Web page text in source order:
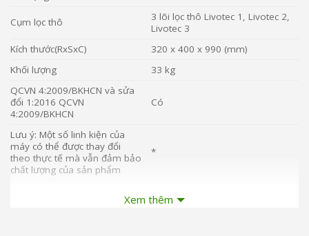
Cụm lọc thô
3 lõi lọc thô Livotec 1, Livotec 2,
Livotec 3
Kích thước(RxSxC)
320 x 400 x 990 (mm)
Khối lượng
33 kg
QCVN 4:2009/BKHCN và sửa
đổi 1:2016 QCVN
4:2009/BKHCN
Có
Lưu ý: Một số linh kiện của
máy có thể được thay đổi
theo thực tế mà vẫn đảm bảo
chất lượng của sản phẩm
*
điện thuộc hệ thống lọc nước
Xem thêm